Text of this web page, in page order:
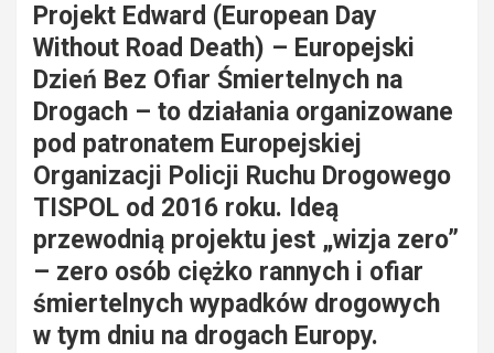
Projekt Edward (European Day
Without Road Death) – Europejski
Dzień Bez Ofiar Śmiertelnych na
Drogach – to działania organizowane
pod patronatem Europejskiej
Organizacji Policji Ruchu Drogowego
TISPOL od 2016 roku. Ideą
przewodnią projektu jest „wizja zero”
– zero osób ciężko rannych i ofiar
śmiertelnych wypadków drogowych
w tym dniu na drogach Europy.